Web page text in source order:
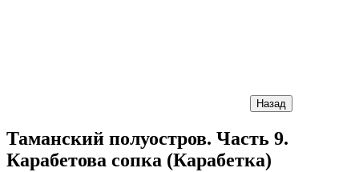
Назад
Таманский полуостров. Часть 9.
Карабетова сопка (Карабетка)